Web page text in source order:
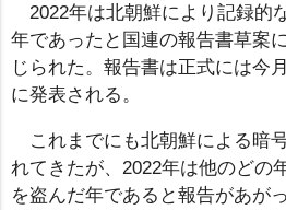
2022年は北朝鮮により記録的
年であったと国連の報告書草案
じられた。報告書は正式には今
に発表される。
これまでにも北朝鮮による暗
れてきたが、2022年は他のどの
を盗んだ年であると報告があが